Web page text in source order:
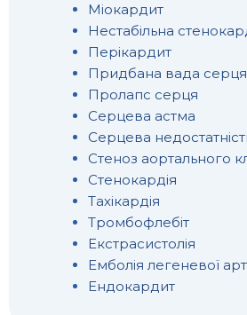
Міокардит
Нестабільна
Перікардит
Придбана вада серця
Пролапс серця
Серцева астма
Серцева
Стеноз аортального
Стенокардія
Тахікардія
Тромбофлебіт
Екстрасистолія
Емболія легеневої
Ендокардит